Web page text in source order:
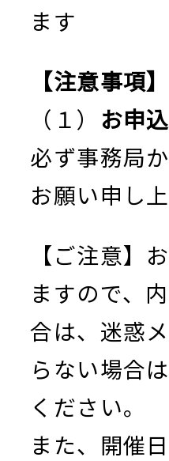
ます
【注意事項】
（１） お申
必ず事務局
お願い申し上
【ご注意】
ますので、
合は、迷惑
らない場合
ください。
また、開催